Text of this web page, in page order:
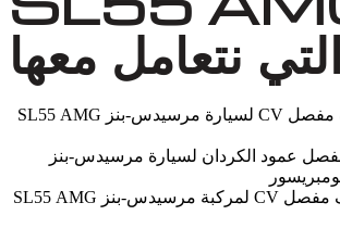
نتعامل معها
استبدال غلاف مفصل CV لسيارة مرسيدس-بنز SL55 AMG
عمود الكردان لسيارة مرسيدس-بنز
مجموعة غلاف مفصل CV لمركبة مرسيدس-بنز SL55 AMG